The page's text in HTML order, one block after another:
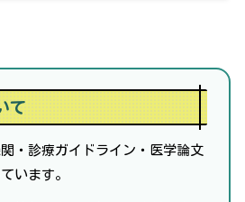
て
・診療ガイドライン・医学論文
います。